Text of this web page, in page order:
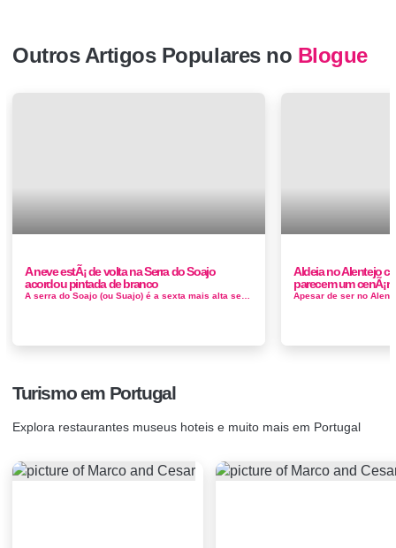
Outros Artigos Populares no Blogue
A neve estÃ¡ de volta na Serra do Soajo
acordou pintada de branco
A serra do Soajo (ou Suajo) é a sexta mais alta serra de Portugal Continental, com 1416 m de altitude e 768 m de proemin&ec...
Aldeia no Alentejo
parecem um
Turismo em Portugal
Explora restaurantes museus hoteis e muito mais em Portugal